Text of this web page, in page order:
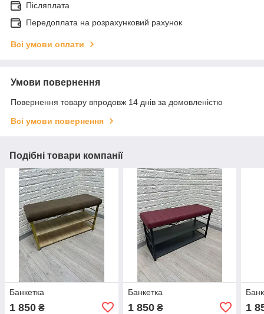
Післяплата
Передоплата на розрахунковий рахунок
Всі умови оплати
Умови повернення
Повернення товару впродовж 14 днів за домовленістю
Всі умови повернення
Подібні товари компанії
Банкетка
1 850 ₴
Банкетка
1 850₴ 1